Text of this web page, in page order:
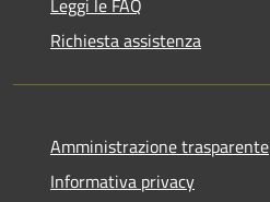
Leggi le FAQ
Richiesta assistenza
Amministrazione trasparente
Informativa privacy